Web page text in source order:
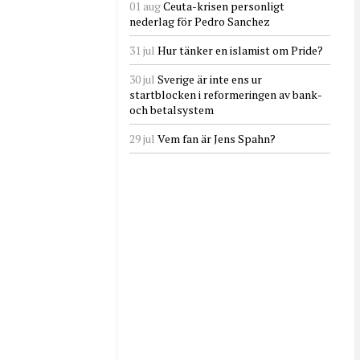
01 augCeuta-krisen personligt
nederlag för Pedro Sanchez
31 jul Hur tänker en islamist om Pride?
30 jul Sverige är inte ens ur
startblocken i reformeringen av bank-
och betalsystem
29 jul Vem fan är Jens Spahn?